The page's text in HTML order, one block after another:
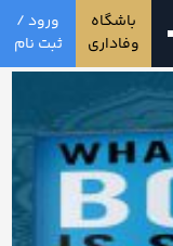
باشگاه
وفاداری
ورود /
ثبت نام